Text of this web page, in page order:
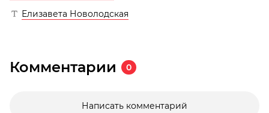
Елизавета Новолодская
Комментарии 0
Написать комментарий